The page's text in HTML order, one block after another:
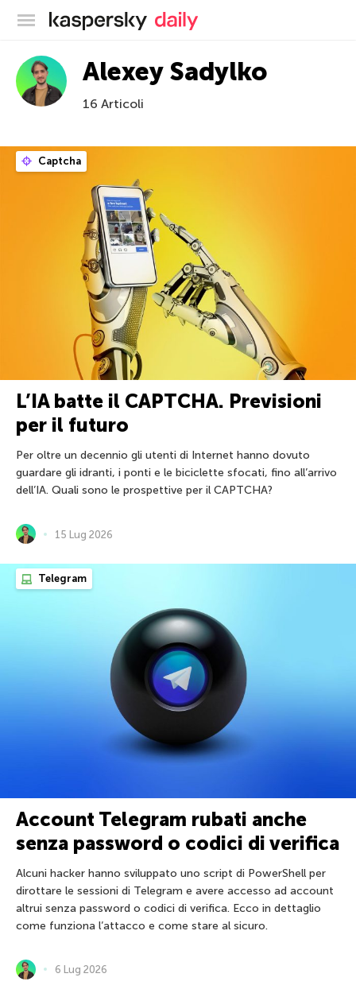
Blog ufficiale di Kaspersky
Alexey Sadylko
16 Articoli
Captcha
L’IA batte il CAPTCHA. Previsioni
per il futuro
Per oltre un decennio gli utenti di Internet hanno dovuto
guardare gli idranti, i ponti e le biciclette sfocati, fino all’arrivo
dell’IA. Quali sono le prospettive per il CAPTCHA?
15 Lug 2026
Telegram
Account Telegram rubati anche
senza password o codici di verifica
Alcuni hacker hanno sviluppato uno script di PowerShell per
dirottare le sessioni di Telegram e avere accesso ad account
altrui senza password o codici di verifica. Ecco in dettaglio
come funziona l’attacco e come stare al sicuro.
6 Lug 2026